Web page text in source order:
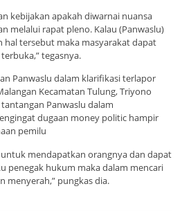
kebijakan apakah diwarnai nuansa
melalui rapat pleno. Kalau (Panwaslu)
hal tersebut maka masyarakat dapat
tegasnya.
Panwaslu dalam klarifikasi terlapor
Kecamatan Tulung, Triyono
Panwaslu dalam
dugaan money politic hampir
pemilu
mendapatkan orangnya dan dapat
penegak hukum maka dalam mencari
menyerah,” pungkas dia.